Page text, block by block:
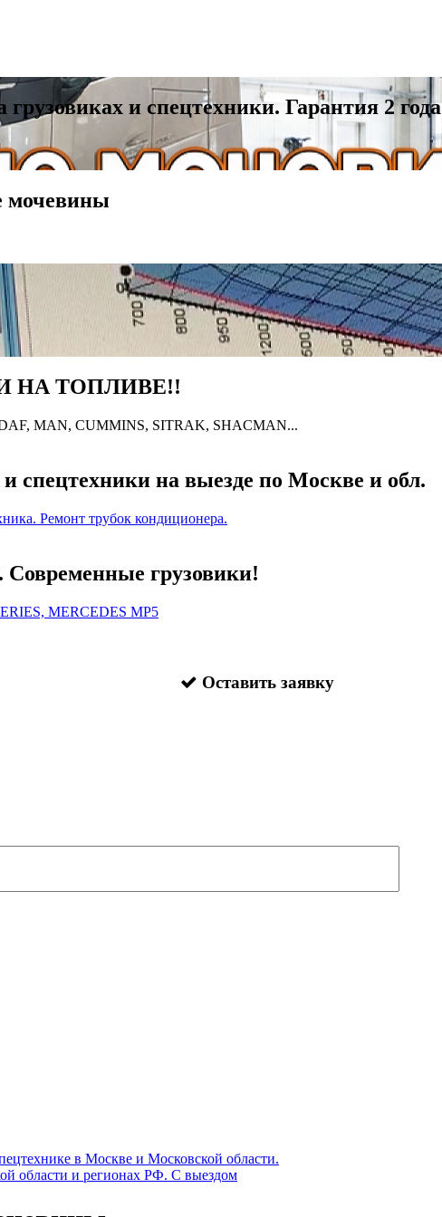
и спецтехники. Гарантия 2 года
мочевины
НА ТОПЛИВЕ!!
MAN, CUMMINS, SITRAK, SHACMAN...
спецтехники на выезде по Москве и обл.
Ремонт трубок кондиционера.
грузовики!
MERCEDES MP5
Оставить заявку
в Москве и Московской области.
области и регионах РФ. С выездом